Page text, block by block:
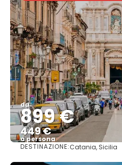
da
899 €
449 €
a persona
Vedere
DESTINAZIONE:Catania, Sicilia